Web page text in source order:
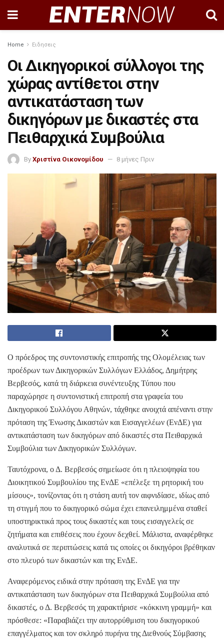
Home Ειδησεις
Οι Δικηγορικοί σύλλογοι της
χώρας αντίθετοι στην
αντικατάσταση των
δικηγόρων με δικαστές στα
Πειθαρχικά Συμβούλια
By Χριστίνα Οικονομίδου 8 μήνες Πριν
Ο πρόεδρος της συντονιστικής επιτροπής της Ολομέλειας των
προέδρων των Δικηγορικών Συλλόγων Ελλάδος, Δημήτρης
Βερβεσός, κατά τη διάρκεια συνέντευξης Τύπου που
παραχώρησε η συντονιστική επιτροπή στα γραφεία του
Δικηγορικού Συλλόγου Αθηνών, τάχθηκε ανοιχτά απέναντι στην
πρόταση της Ένωσης Δικαστών και Εισαγγελέων (ΕνΔΕ) για
αντικατάσταση των δικηγόρων από δικαστές στα Πειθαρχικά
Συμβούλια των Δικηγορικών Συλλόγων.
Ταυτόχρονα, ο Δ. Βερβεσός σημείωσε ότι η πλειοψηφία του
Διοικητικού Συμβουλίου της ΕνΔΕ «επέλεξε τη ρητορική του
μίσους», τονίζοντας ότι η στάση αυτή τον αιφνιδίασε, ιδίως από
τη στιγμή που το δικηγορικό σώμα έχει επανειλημμένα σταθεί
υποστηρικτικά προς τους δικαστές και τους εισαγγελείς σε
ζητήματα και επιθέσεις που έχουν δεχθεί. Μάλιστα, αναφέρθηκε
αναλυτικά σε περιπτώσεις κατά τις οποίες οι δικηγόροι βρέθηκαν
στο πλευρό των δικαστών και της ΕνΔΕ.
Αναφερόμενος ειδικά στην πρόταση της ΕνΔΕ για την
αντικατάσταση των δικηγόρων στα Πειθαρχικά Συμβούλια από
δικαστές, ο Δ. Βερβεσός τη χαρακτήρισε «κόκκινη γραμμή» και
πρόσθεσε: «Παραβιάζει την αυτορρύθμιση του δικηγορικού
επαγγέλματος και τον σκληρό πυρήνα της Διεθνούς Σύμβασης